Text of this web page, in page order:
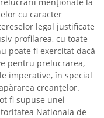
cu caracter
legal justificate
profilarea, cu toate
poate fi exercitat dacă
pentru prelucrarea,
imperative, în special
creanțelor.
fi supuse unei
Nationala de